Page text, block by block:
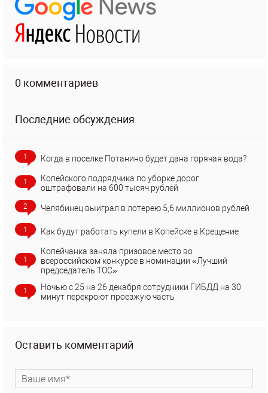
0 комментариев
Последние обсуждения
1 Когда в поселке Потанино будет дана горячая вода?
1
Копейского подрядчика по уборке дорог
оштрафовали на 600 тысяч рублей
2 Челябинец выиграл в лотерею 5,6 миллионов рублей
1 Как будут работать купели в Копейске в Крещение
1
Копейчанка заняла призовое место во
всероссийском конкурсе в номинации «Лучший
председатель ТОС»
1
Ночью с 25 на 26 декабря сотрудники ГИБДД на 30
минут перекроют проезжую часть
Оставить комментарий